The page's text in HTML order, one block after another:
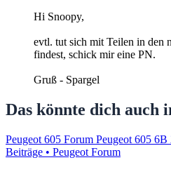
Hi Snoopy,
evtl. tut sich mit Teilen in den
findest, schick mir eine PN.
Gruß - Spargel
Das könnte dich auch
Peugeot 605 Forum Peugeot 605
Beiträge • Peugeot Forum